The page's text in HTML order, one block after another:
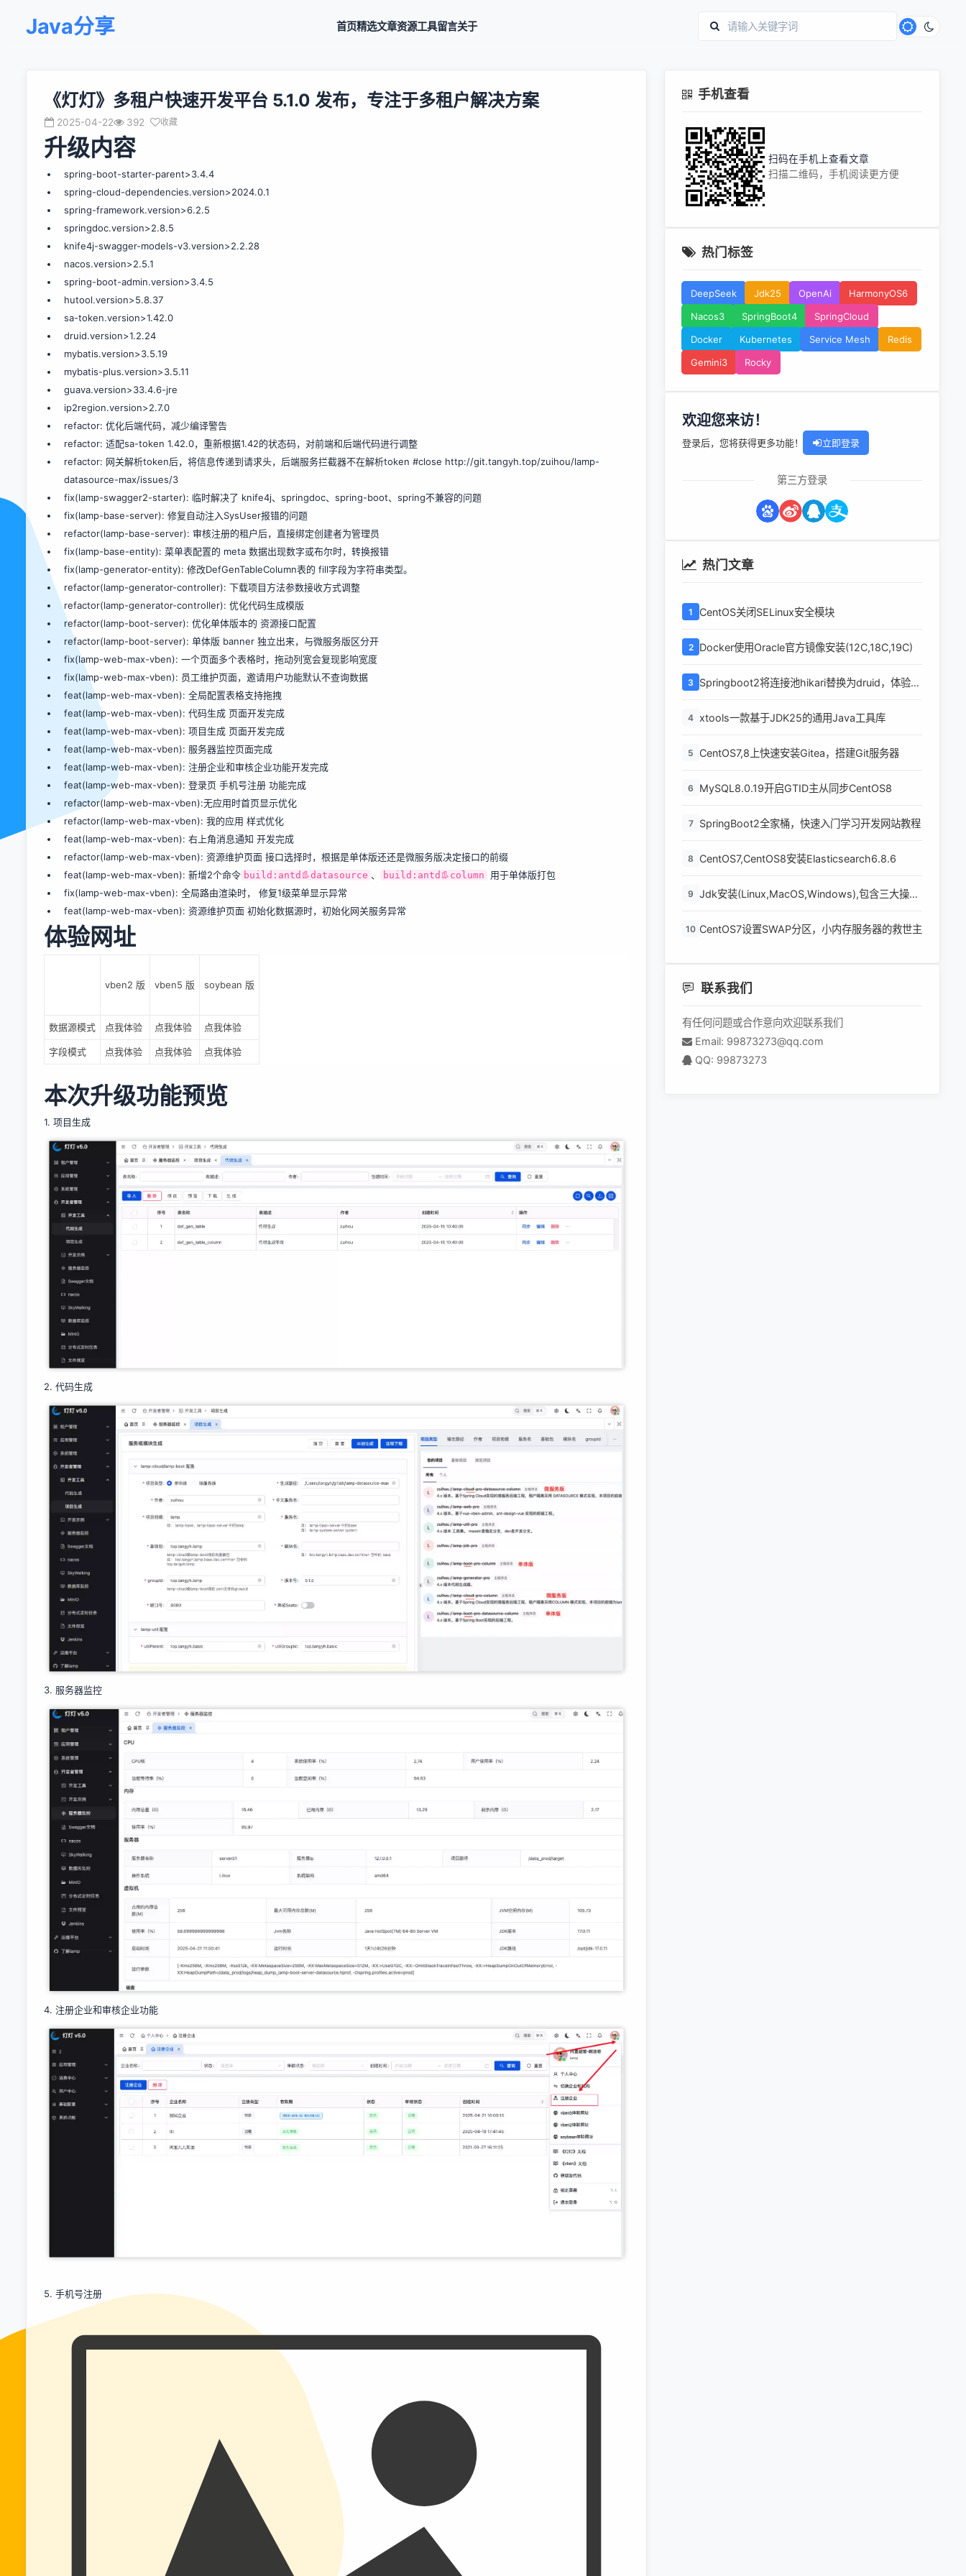
Java分享 首页精选文章资源工具留言关于
《灯灯》多租户快速开发平台 5.1.0 发布，专注于多租户解决方案
2025-04-22 392 收藏
升级内容
spring-boot-starter-parent>3.4.4
spring-cloud-dependencies.version>2024.0.1
spring-framework.version>6.2.5
springdoc.version>2.8.5
knife4j-swagger-models-v3.version>2.2.28
nacos.version>2.5.1
spring-boot-admin.version>3.4.5
hutool.version>5.8.37
sa-token.version>1.42.0
druid.version>1.2.24
mybatis.version>3.5.19
mybatis-plus.version>3.5.11
guava.version>33.4.6-jre
ip2region.version>2.7.0
refactor: 优化后端代码，减少编译警告
refactor: 适配sa-token 1.42.0，重新根据1.42的状态码，对前端和后端代码进行调整
refactor: 网关解析token后，将信息传递到请求头，后端服务拦截器不在解析token #close http://git.tangyh.top/zuihou/lamp-
datasource-max/issues/3
fix(lamp-swagger2-starter): 临时解决了 knife4j、springdoc、spring-boot、spring不兼容的问题
fix(lamp-base-server): 修复自动注入SysUser报错的问题
refactor(lamp-base-server): 审核注册的租户后，直接绑定创建者为管理员
fix(lamp-base-entity): 菜单表配置的 meta 数据出现数字或布尔时，转换报错
fix(lamp-generator-entity): 修改DefGenTableColumn表的 fill字段为字符串类型。
refactor(lamp-generator-controller): 下载项目方法参数接收方式调整
refactor(lamp-generator-controller): 优化代码生成模版
refactor(lamp-boot-server): 优化单体版本的 资源接口配置
refactor(lamp-boot-server): 单体版 banner 独立出来，与微服务版区分开
fix(lamp-web-max-vben): 一个页面多个表格时，拖动列宽会复现影响宽度
fix(lamp-web-max-vben): 员工维护页面，邀请用户功能默认不查询数据
feat(lamp-web-max-vben): 全局配置表格支持拖拽
feat(lamp-web-max-vben): 代码生成 页面开发完成
feat(lamp-web-max-vben): 项目生成 页面开发完成
feat(lamp-web-max-vben): 服务器监控页面完成
feat(lamp-web-max-vben): 注册企业和审核企业功能开发完成
feat(lamp-web-max-vben): 登录页 手机号注册 功能完成
refactor(lamp-web-max-vben):无应用时首页显示优化
refactor(lamp-web-max-vben): 我的应用 样式优化
feat(lamp-web-max-vben): 右上角消息通知 开发完成
refactor(lamp-web-max-vben): 资源维护页面 接口选择时，根据是单体版还还是微服务版决定接口的前缀
feat(lamp-web-max-vben): 新增2个命令 build:antd👢datasource 、 build:antd👢column
用于单体版打包
fix(lamp-web-max-vben): 全局路由渲染时， 修复1级菜单显示异常
feat(lamp-web-max-vben): 资源维护页面 初始化数据源时，初始化网关服务异常
体验网址
vben2 版 vben5 版 soybean 版
数据源模式 点我体验 点我体验 点我体验
字段模式 点我体验 点我体验 点我体验
本次升级功能预览
1. 项目生成
2. 代码生成
3. 服务器监控
4. 注册企业和审核企业功能
5. 手机号注册
手机查看
扫码在手机上查看文章
扫描二维码，手机阅读更方便
热门标签
DeepSeek Jdk25 OpenAi
HarmonyOS6
Nacos3
SpringBoot4
SpringCloud
Docker
Kubernetes Service Mesh
Redis
Gemini3
Rocky
欢迎您来访！
登录后，您将获得更多功能！ 立即登录
第三方登录
热门文章
1 CentOS关闭SELinux安全模块
2 Docker使用Oracle官方镜像安装(12C,18C,19C)
3
Springboot2将连接池hikari替换为druid，体验最
4 xtools一款基于JDK25的通用Java工具库
5 CentOS7,8上快速安装Gitea，搭建Git服务器
6 MySQL8.0.19开启GTID主从同步CentOS8
7 SpringBoot2全家桶，快速入门学习开发网站教程
8 CentOS7,CentOS8安装Elasticsearch6.8.6
9 Jdk安装(Linux,MacOS,Windows),包含三大操作
10 CentOS7设置SWAP分区，小内存服务器的救世主
联系我们
有任何问题或合作意向欢迎联系我们
Email: 99873273@qq.com
QQ: 99873273